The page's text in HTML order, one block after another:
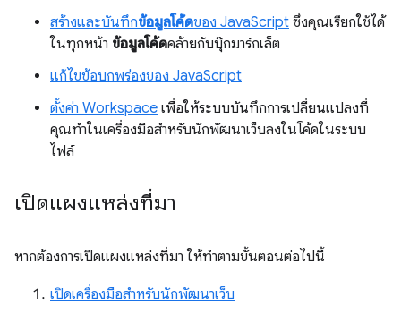
สร้างและบันทึกข้อมูลโค้ดของ JavaScript ซึ่งคุณเรียกใช้ได้
ในทุกหน้า ข้อมูลโค้ดคล้ายกับบุ๊กมาร์กเล็ต
แก้ไขข้อบกพร่องของ JavaScript
ตั้งค่า Workspace เพื่อให้ระบบบันทึกการเปลี่ยนแปลงที่
คุณทำในเครื่องมือสำหรับนักพัฒนาเว็บลงในโค้ดในระบบ
ไฟล์
เปิดแผงแหล่งที่มา
หากต้องการเปิดแผงแหล่งที่มา ให้ทำตามขั้นตอนต่อไปนี้
เปิดเครื่องมือสำหรับนักพัฒนาเว็บ